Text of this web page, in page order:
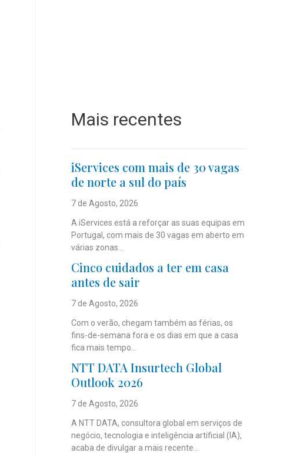
Mais recentes
iServices com mais de 30 vagas
de norte a sul do país
7 de Agosto, 2026
A iServices está a reforçar as suas equipas em
Portugal, com mais de 30 vagas em aberto em
várias zonas...
Cinco cuidados a ter em casa
antes de sair
7 de Agosto, 2026
Com o verão, chegam também as férias, os
fins-de-semana fora e os dias em que a casa
fica mais tempo...
NTT DATA Insurtech Global
Outlook 2026
7 de Agosto, 2026
A NTT DATA, consultora global em serviços de
negócio, tecnologia e inteligência artificial (IA),
acaba de divulgar a mais recente...